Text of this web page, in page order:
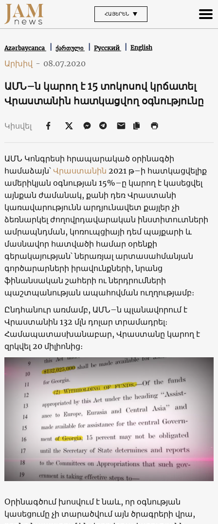
ՀԱՅԵՐԵՆ
Azərbaycanca ქართული Русский English
Արխիվ - 08.07.2020
ԱՄՆ–ն կարող է 15 տոկոսով կրճատել
Վրաստանին հատկացվող օգնությունը
Կիսվել
ԱՄՆ Կոնգրեսի հրապարակած օրինագծի
համաձայն՝ Վրաստանին 2021 թ–ի հատկացվելիք
ամերիկյան օգնության 15%–ը կարող է կասեցվել
այնքան ժամանակ, քանի դեռ Վրաստանի
կառավարությունն արդյունավետ քայլեր չի
ձեռնարկել ժողովրդավարական ինստիտուտների
ամրապնդման, կոռուպցիայի դեմ պայքարի և
մասնավոր հատվածի համար օրենքի
գերակայության՝ ներառյալ արտասահմանյան
գործարարների իրավունքների, նրանց
ֆինանսական շահերի ու ներդրումների
պաշտպանության ապահովման ուղղությամբ։
Ընդհանուր առմամբ, ԱՄՆ–ն պլանավորում է
Վրաստանին 132 մլն դոլար տրամադրել։
Համապատասխանաբար, Վրաստանը կարող է
զրկվել 20 միլիոնից։
Օրինագծում խոսվում է նաև, որ օգնության
կասեցումը չի տարածվում այն ծրագրերի վրա,